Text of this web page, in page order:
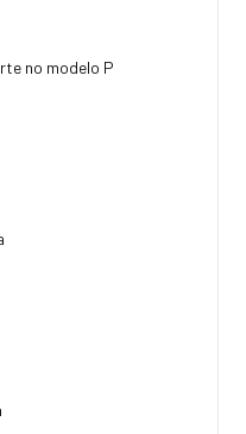
no modelo P